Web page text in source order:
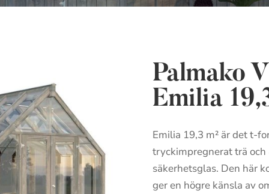
Palmako
Emilia
Emilia 19,3 m² är det t-
tryckimpregnerat trä
säkerhetsglas. Den här
ger en högre känsla av